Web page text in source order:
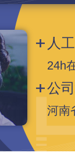
人
24h
公
河南